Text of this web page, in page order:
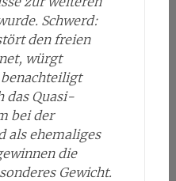
Schwerd:
den freien
würgt
das Quasi-
bei der
als ehemaliges
die
Gewicht.